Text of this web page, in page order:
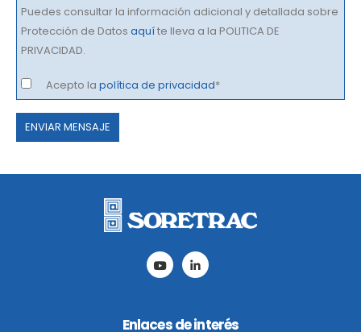
Puedes consultar la información adicional y detallada sobre
Protección de Datos aquíte lleva a la POLITICA DE
PRIVACIDAD.
Acepto la política de privacidad*
Por
favor,
este
Enlaces de interés